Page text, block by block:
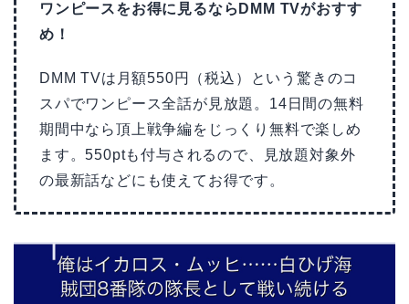
ワンピースをお得に見るならDMM TVがおすす
め！
DMM TVは月額550円（税込）という驚きのコ
スパでワンピース全話が見放題。14日間の無料
期間中なら頂上戦争編をじっくり無料で楽しめ
ます。550ptも付与されるので、見放題対象外
の最新話などにも使えてお得です。